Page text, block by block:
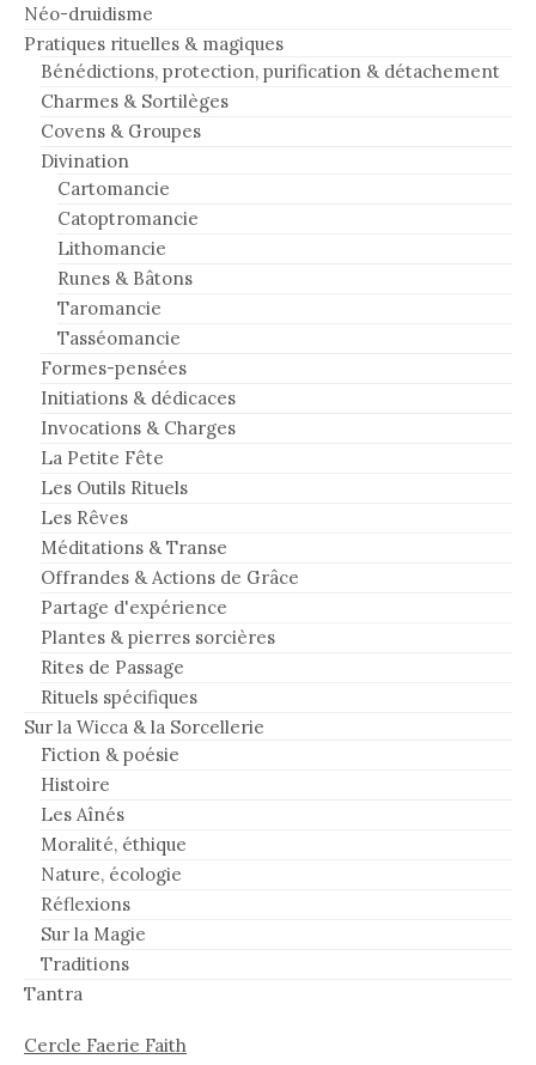
Néo-druidisme
Pratiques rituelles & magiques
Bénédictions, protection, purification & détachement
Charmes & Sortilèges
Covens & Groupes
Divination
Cartomancie
Catoptromancie
Lithomancie
Runes & Bâtons
Taromancie
Tasséomancie
Formes-pensées
Initiations & dédicaces
Invocations & Charges
La Petite Fête
Les Outils Rituels
Les Rêves
Méditations & Transe
Offrandes & Actions de Grâce
Partage d'expérience
Plantes & pierres sorcières
Rites de Passage
Rituels spécifiques
Sur la Wicca & la Sorcellerie
Fiction & poésie
Histoire
Les Aînés
Moralité, éthique
Nature, écologie
Réflexions
Sur la Magie
Traditions
Tantra
Cercle Faerie Faith